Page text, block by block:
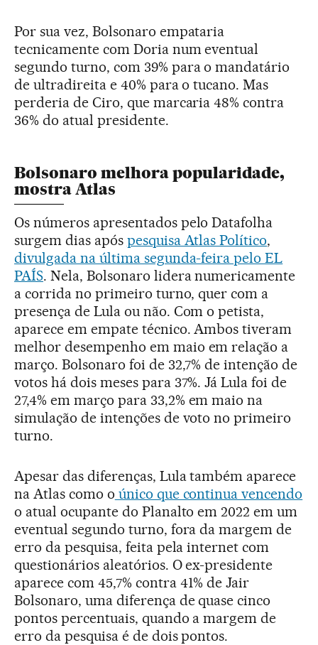
Por sua vez, Bolsonaro empataria
tecnicamente com Doria num eventual
segundo turno, com 39% para o mandatário
de ultradireita e 40% para o tucano. Mas
perderia de Ciro, que marcaria 48% contra
36% do atual presidente.
Bolsonaro melhora popularidade,
mostra Atlas
Os números apresentados pelo Datafolha
surgem dias após pesquisa Atlas Político,
divulgada na última segunda-feira pelo EL
PAÍS. Nela, Bolsonaro lidera numericamente
a corrida no primeiro turno, quer com a
presença de Lula ou não. Com o petista,
aparece em empate técnico. Ambos tiveram
melhor desempenho em maio em relação a
março. Bolsonaro foi de 32,7% de intenção de
votos há dois meses para 37%. Já Lula foi de
27,4% em março para 33,2% em maio na
simulação de intenções de voto no primeiro
turno.
Apesar das diferenças, Lula também aparece
na Atlas como o único que continua vencendo
o atual ocupante do Planalto em 2022 em um
eventual segundo turno, fora da margem de
erro da pesquisa, feita pela internet com
questionários aleatórios. O ex-presidente
aparece com 45,7% contra 41% de Jair
Bolsonaro, uma diferença de quase cinco
pontos percentuais, quando a margem de
erro da pesquisa é de dois pontos.